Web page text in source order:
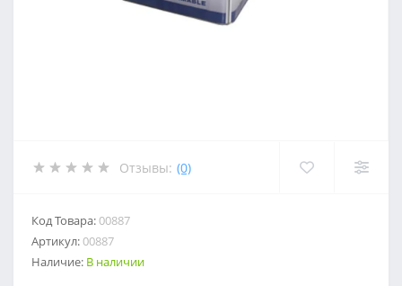
Отзывы: (0)
Код Товара:00887
Артикул:00887
Наличие: В наличии